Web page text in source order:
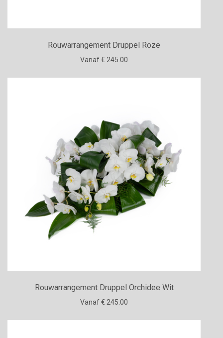
Rouwarrangement Druppel Roze
Vanaf € 245.00
Rouwarrangement Druppel Orchidee Wit
Vanaf € 245.00